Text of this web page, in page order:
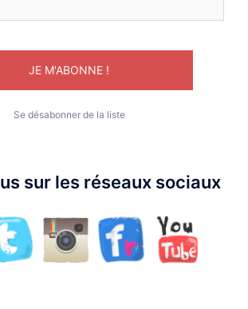
Se désabonner de la liste
sur les réseaux sociaux